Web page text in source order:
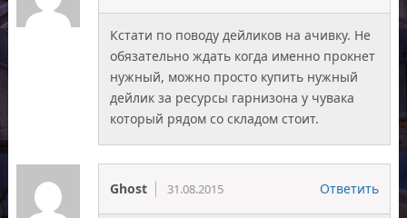
Кстати по поводу дейликов на ачивку. Не
обязательно ждать когда именно прокнет
нужный, можно просто купить нужный
дейлик за ресурсы гарнизона у чувака
который рядом со складом стоит.
Ghost 31.08.2015 Ответить